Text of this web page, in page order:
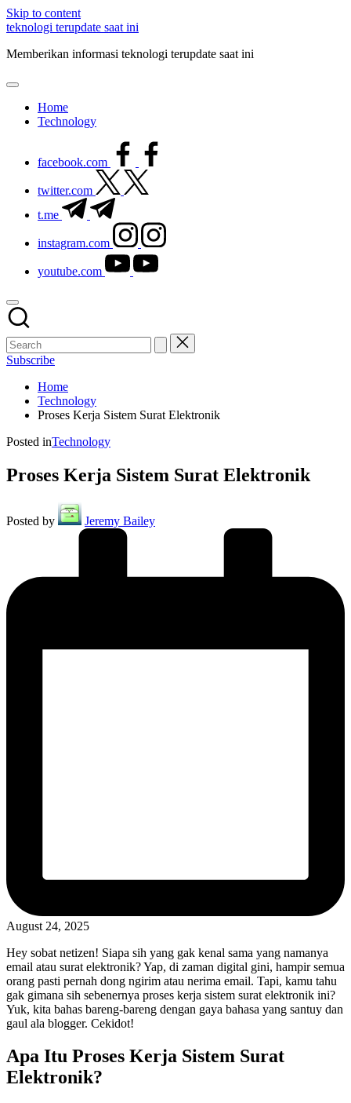
Skip to content
teknologi terupdate saat ini
Memberikan informasi teknologi terupdate saat ini
Home
Technology
facebook.com
twitter.com
t.me
instagram.com
youtube.com
Subscribe
Home
Technology
Proses Kerja Sistem Surat Elektronik
Posted inTechnology
Proses Kerja Sistem Surat Elektronik
Posted by Jeremy Bailey
August 24, 2025
Hey sobat netizen! Siapa sih yang gak kenal sama yang namanya
email atau surat elektronik? Yap, di zaman digital gini, hampir semua
orang pasti pernah dong ngirim atau nerima email. Tapi, kamu tahu
gak gimana sih sebenernya proses kerja sistem surat elektronik ini?
Yuk, kita bahas bareng-bareng dengan gaya bahasa yang santuy dan
gaul ala blogger. Cekidot!
Apa Itu Proses Kerja Sistem Surat
Elektronik?